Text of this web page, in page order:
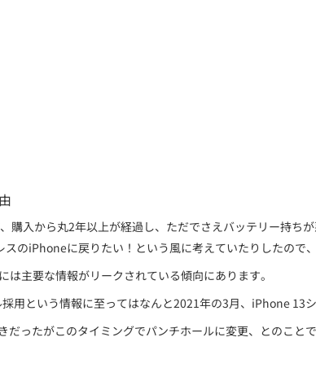
購入から丸2年以上が経過し、ただでさえバッテリー持
のiPhoneに戻りたい！という風に考えていたりしたので
主要な情報がリークされている傾向にあります。
用という情報に至ってはなんと2021年の3月、iPhone 13
ったがこのタイミングでパンチホールに変更、とのこ